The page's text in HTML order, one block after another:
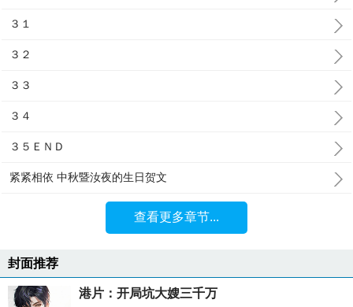
３１
３２
３３
３４
３５ＥＮＤ
紧紧相依 中秋暨汝夜的生日贺文
查看更多章节...
封面推荐
港片：开局坑大嫂三千万